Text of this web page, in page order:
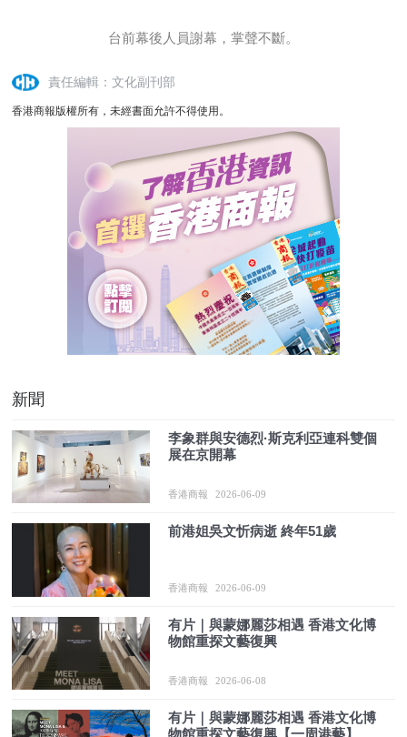
台前幕後人員謝幕，掌聲不斷。
責任編輯：文化副刊部
香港商報版權所有，未經書面允許不得使用。
新聞
李象群與安德烈·斯克利亞連科雙個
展在京開幕
香港商報 2026-06-09
前港姐吳文忻病逝 終年51歲
香港商報 2026-06-09
有片｜與蒙娜麗莎相遇 香港文化博
物館重探文藝復興
香港商報 2026-06-08
有片｜與蒙娜麗莎相遇 香港文化博
物館重探文藝復興【一周港藝】香